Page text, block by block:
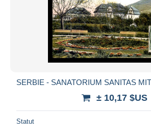
SERBIE - SANATORIUM SANITAS
± 10,17 $US
Statut